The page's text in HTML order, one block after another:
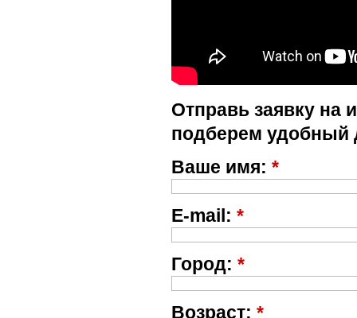
Отправь заявку на
подберем удобный
Ваше имя: *
E-mail: *
Город: *
Возраст: *